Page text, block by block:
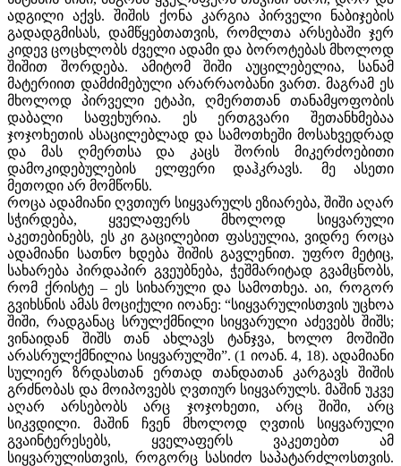
ადგილი აქვს. შიშის ქონა კარგია პირველი ნაბიჯების
გადადგმისას, დამწყებთათვის, რომლთა არსებაში ჯერ
კიდევ ცოცხლობს ძველი ადამი და ბოროტებას მხოლოდ
შიშით შორდება. ამიტომ შიში აუცილებელია, სანამ
მატერიით დამძიმებული არარრაობანი ვართ. მაგრამ ეს
მხოლოდ პირველი ეტაპი, ღმერთთან თანამყოფობის
დაბალი საფეხურია. ეს ერთგვარი შეთანხმებაა
ჯოჯოხეთის ასაცილებლად და სამოთხეში მოსახვედრად
და მას ღმერთსა და კაცს შორის მიკერძოებითი
დამოკიდებულების ელფერი დაჰკრავს. მე ასეთი
მეთოდი არ მომწონს.
როცა ადამიანი ღვთიურ სიყვარულს ეზიარება, შიში აღარ
სჭირდება, ყველაფერს მხოლოდ სიყვარული
აკეთებინებს, ეს კი გაცილებით ფასეულია, ვიდრე როცა
ადამიანი სათნო ხდება შიშის გავლენით. უფრო მეტიც,
სახარება პირდაპირ გვეუბნება, ჭეშმარიტად გვამცნობს,
რომ ქრისტე – ეს სიხარული და სამოთხეა. აი, როგორ
გვიხსნის ამას მოციქული იოანე: “სიყვარულისთვის უცხოა
შიში, რადგანაც სრულქმნილი სიყვარული აძევებს შიშს;
ვინაიდან შიშს თან ახლავს ტანჯვა, ხოლო მოშიში
არასრულქმნილია სიყვარულში”. (1 იოან. 4, 18). ადამიანი
სულიერ ზრდასთან ერთად თანდათან კარგავს შიშის
გრძნობას და მოიპოვებს ღვთიურ სიყვარულს. მაშინ უკვე
აღარ არსებობს არც ჯოჯოხეთი, არც შიში, არც
სიკვდილი. მაშინ ჩვენ მხოლოდ ღვთის სიყვარული
გვაინტერესებს, ყველაფერს ვაკეთებთ ამ
სიყვარულისთვის, როგორც სასიძო საპატარძლოსთვის.